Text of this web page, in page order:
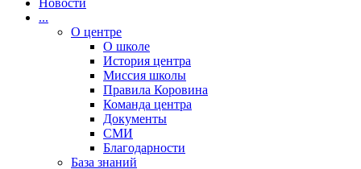
Новости
...
О центре
О школе
История центра
Миссия школы
Правила Коровина
Команда центра
Документы
СМИ
Благодарности
База знаний